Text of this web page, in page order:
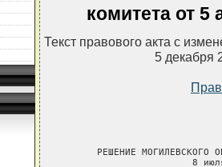
комитета от 5
Текст правового акта с
5 декабря
РЕШЕНИЕ МОГИЛЕВСКОГО
8